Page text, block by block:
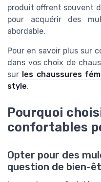
produit offrent souvent
pour acquérir des
abordable.
Pour en savoir plus sur
dans vos choix de
sur les chaussures
style.
Pourquoi
confortables
Opter pour des
question de bien-